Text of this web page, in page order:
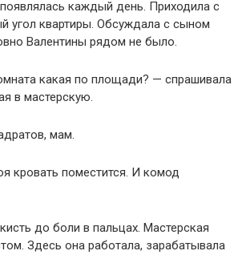
каждый день. Приходила с
угол квартиры. Обсуждала с сыном
Валентины рядом не было.
какая по площади? — спрашивала
в мастерскую.
мам.
кровать поместится. И комод
до боли в пальцах. Мастерская
Здесь она работала, зарабатывала